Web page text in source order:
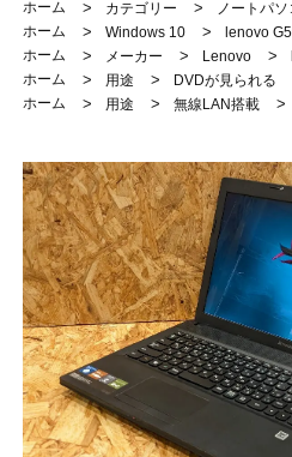
ホーム > カテゴリー > ノートパソ
ホーム
> Windows 10 >
lenovo
ホーム
> メーカー > Lenovo >
ホーム
> 用途 > DVDが見られる
ホーム
> 用途 > 無線LAN搭載 >